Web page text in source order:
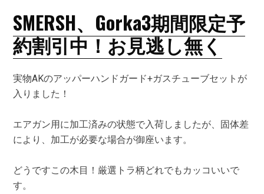
SMERSH、Gorka3期間限定予
約割引中！お見逃し無く
実物AKのアッパーハンドガード+ガスチューブセットが
入りました！
エアガン用に加工済みの状態で入荷しましたが、固体差
により、加工が必要な場合が御座います。
どうですこの木目！厳選トラ柄どれでもカッコいいで
す。